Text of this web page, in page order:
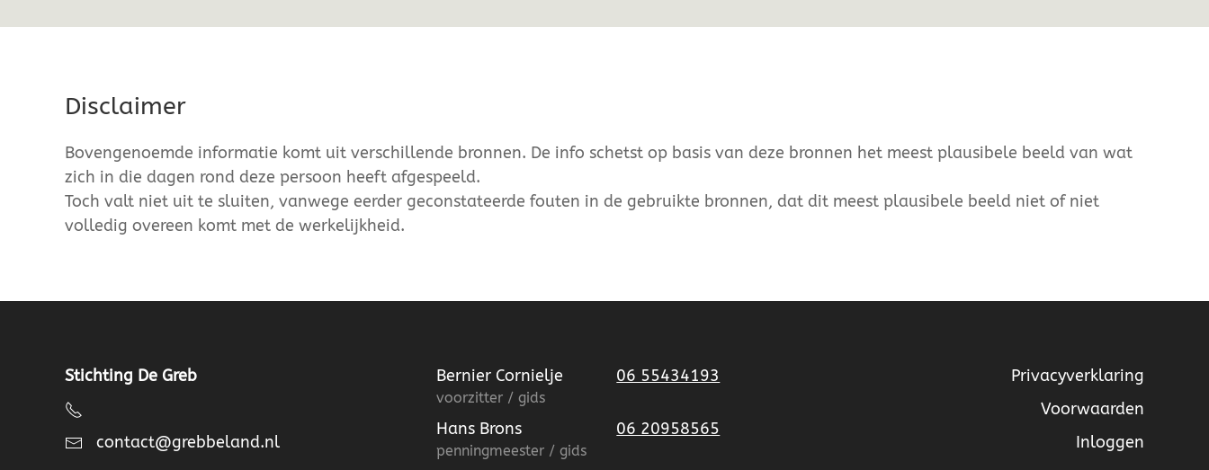
Disclaimer
Bovengenoemde informatie komt uit verschillende bronnen. De info schetst op basis van deze bronnen het meest plausibele beeld van wat
zich in die dagen rond deze persoon heeft afgespeeld.
Toch valt niet uit te sluiten, vanwege eerder geconstateerde fouten in de gebruikte bronnen, dat dit meest plausibele beeld niet of niet
volledig overeen komt met de werkelijkheid.
Stichting De Greb
contact@grebbeland.nl
Bernier Cornielje
voorzitter / gids
06 55434193
Hans Brons
penningmeester / gids
06 20958565
Privacyverklaring
Voorwaarden
Inloggen